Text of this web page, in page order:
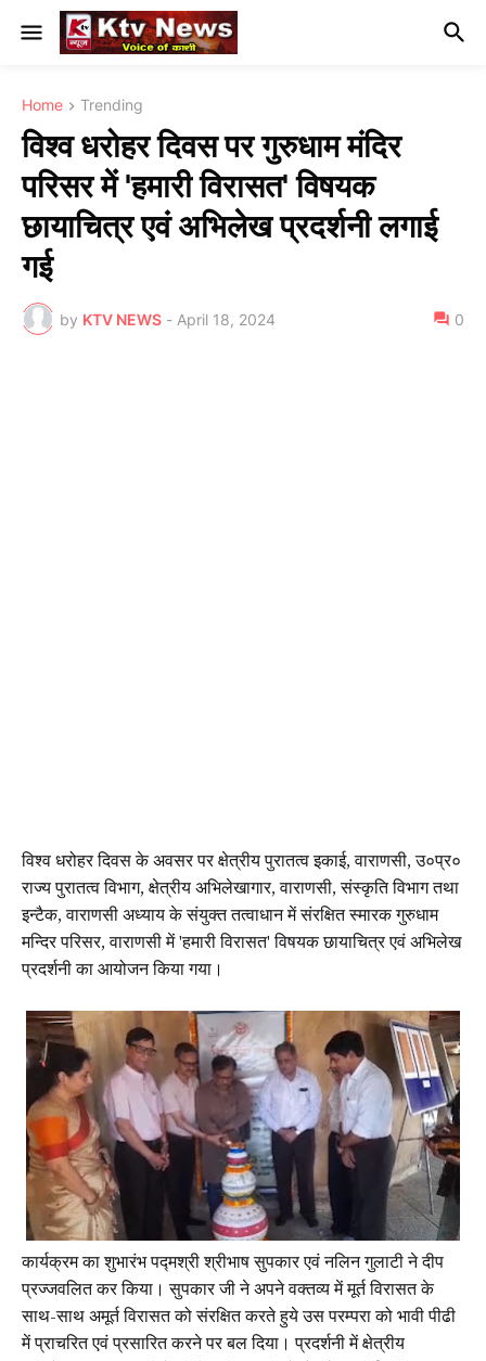
Home Trending
विश्व धरोहर दिवस पर गुरुधाम मंदिर
परिसर में 'हमारी विरासत' विषयक
छायाचित्र एवं अभिलेख प्रदर्शनी लगाई
गई
by KTV NEWS - April 18, 2024 0
विश्व धरोहर दिवस के अवसर पर क्षेत्रीय पुरातत्व इकाई, वाराणसी, उ०प्र०
राज्य पुरातत्व विभाग, क्षेत्रीय अभिलेखागार, वाराणसी, संस्कृति विभाग तथा
इन्टैक, वाराणसी अध्याय के संयुक्त तत्वाधान में संरक्षित स्मारक गुरुधाम
मन्दिर परिसर, वाराणसी में 'हमारी विरासत' विषयक छायाचित्र एवं अभिलेख
प्रदर्शनी का आयोजन किया गया।
कार्यक्रम का शुभारंभ पद्मश्री श्रीभाष सुपकार एवं नलिन गुलाटी ने दीप
प्रज्जवलित कर किया। सुपकार जी ने अपने वक्तव्य में मूर्त विरासत के
साथ-साथ अमूर्त विरासत को संरक्षित करते हुये उस परम्परा को भावी पीढी
में प्राचरित एवं प्रसारित करने पर बल दिया। प्रदर्शनी में क्षेत्रीय